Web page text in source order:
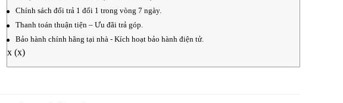
Chính sách đổi trả 1 đổi 1 trong vòng 7 ngày.
Thanh toán thuận tiện – Ưu đãi trả góp.
Bảo hành chính hãng tại nhà - Kích hoạt bảo hành điện tử.
x (x)